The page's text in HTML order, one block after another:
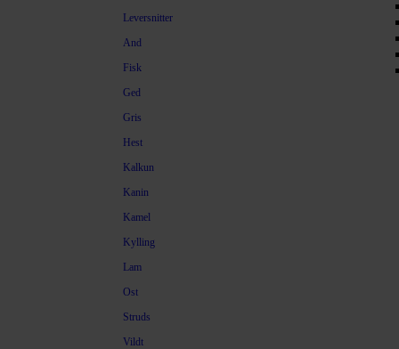
Leversnitter
And
Fisk
Ged
Gris
Hest
Kalkun
Kanin
Kamel
Kylling
Lam
Ost
Struds
Vildt